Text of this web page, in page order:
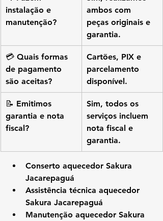
instalação e
manutenção?
ambos com
peças originais e
garantia.
💳 Quais formas
de pagamento
são aceitas?
Cartões, PIX e
parcelamento
disponível.
📝 Emitimos
garantia e nota
fiscal?
Sim, todos os
serviços incluem
nota fiscal e
garantia.
Conserto aquecedor Sakura
Jacarepaguá
Assistência técnica aquecedor
Sakura Jacarepaguá
Manutenção aquecedor Sakura